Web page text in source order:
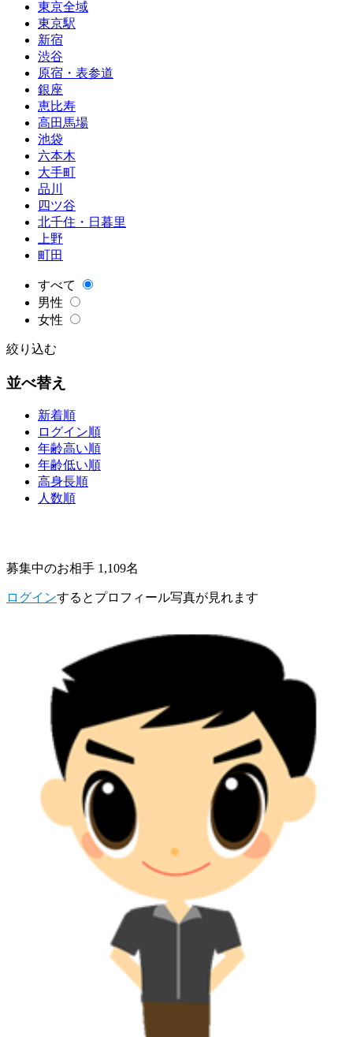
東京全域
東京駅
新宿
渋谷
原宿・表参道
銀座
恵比寿
高田馬場
池袋
六本木
大手町
品川
四ツ谷
北千住・日暮里
上野
町田
すべて
男性
女性
絞り込む
並べ替え
新着順
ログイン順
年齢高い順
年齢低い順
高身長順
人数順
募集中のお相手 1,109名
ログインするとプロフィール写真が見れます